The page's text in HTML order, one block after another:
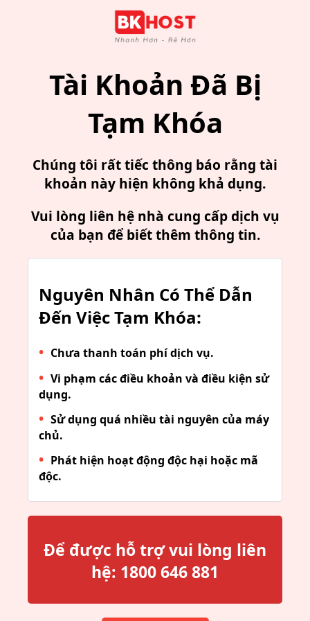
Tài Khoản Đã Bị
Tạm Khóa
Chúng tôi rất tiếc thông báo rằng tài
khoản này hiện không khả dụng.
Vui lòng liên hệ nhà cung cấp dịch vụ
của bạn để biết thêm thông tin.
Nguyên Nhân Có Thể Dẫn
Đến Việc Tạm Khóa:
Chưa thanh toán phí dịch vụ.
Vi phạm các điều khoản và điều kiện sử
dụng.
Sử dụng quá nhiều tài nguyên của máy
chủ.
Phát hiện hoạt động độc hại hoặc mã
độc.
Để được hỗ trợ vui lòng liên
hệ: 1800 646 881